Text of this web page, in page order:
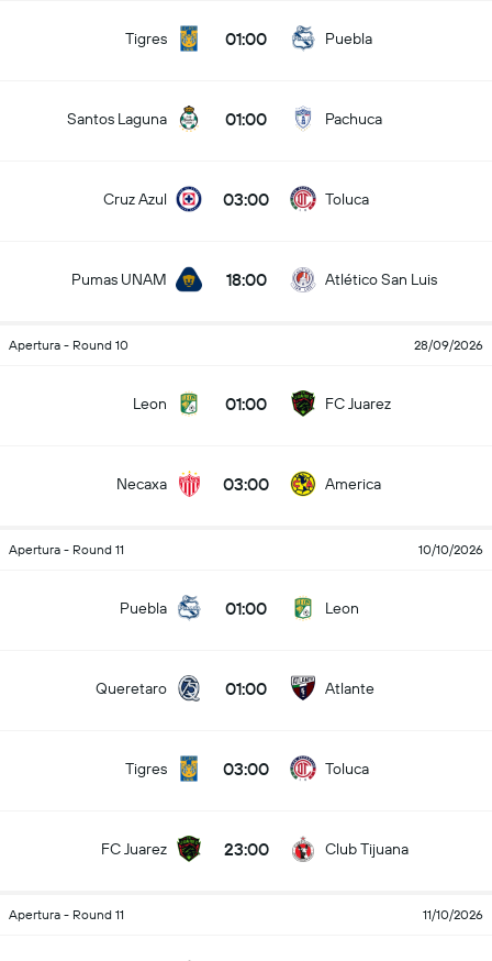
Tigres 01:00 Puebla
Santos Laguna 01:00 Pachuca
Cruz Azul 03:00 Toluca
Pumas UNAM 18:00 Atlético San Luis
Apertura - Round 10 28/09/2026
Leon 01:00 FC Juarez
Necaxa 03:00 America
Apertura - Round 11 10/10/2026
Puebla 01:00 Leon
Queretaro 01:00 Atlante
Tigres 03:00 Toluca
FC Juarez 23:00 Club Tijuana
Apertura - Round 11 11/10/2026